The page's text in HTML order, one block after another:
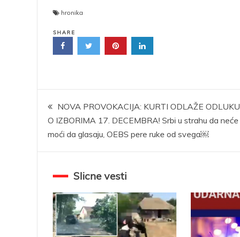
hronika
SHARE
Kretanje
članka
NOVA PROVOKACIJA: KURTI ODLAŽE ODLUKU
O IZBORIMA 17. DECEMBRA! Srbi u strahu da neće
moći da glasaju, OEBS pere ruke od svega￼
Slicne vesti